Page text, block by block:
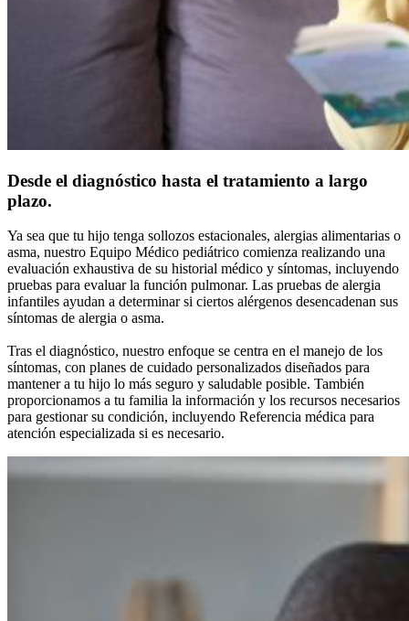
Desde el diagnóstico hasta el tratamiento a largo
plazo.
Ya sea que tu hijo tenga sollozos estacionales, alergias alimentarias o
asma, nuestro Equipo Médico pediátrico comienza realizando una
evaluación exhaustiva de su historial médico y síntomas, incluyendo
pruebas para evaluar la función pulmonar. Las pruebas de alergia
infantiles ayudan a determinar si ciertos alérgenos desencadenan sus
síntomas de alergia o asma.
Tras el diagnóstico, nuestro enfoque se centra en el manejo de los
síntomas, con planes de cuidado personalizados diseñados para
mantener a tu hijo lo más seguro y saludable posible. También
proporcionamos a tu familia la información y los recursos necesarios
para gestionar su condición, incluyendo Referencia médica para
atención especializada si es necesario.